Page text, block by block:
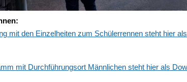
mit den Einzelheiten zum Schülerrennen steht hier
mit Durchführungsort Männlichen steht hier als